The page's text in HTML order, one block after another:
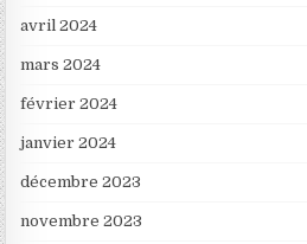
avril 2024
mars 2024
février 2024
janvier 2024
décembre 2023
novembre 2023